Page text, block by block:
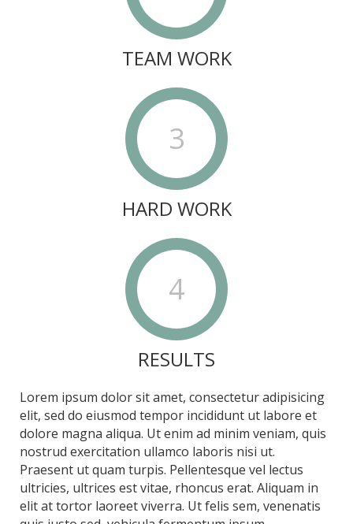
TEAM WORK
3
HARD WORK
4
RESULTS
Lorem ipsum dolor sit amet, consectetur adipisicing
elit, sed do eiusmod tempor incididunt ut labore et
dolore magna aliqua. Ut enim ad minim veniam, quis
nostrud exercitation ullamco laboris nisi ut.
Praesent ut quam turpis. Pellentesque vel lectus
ultricies, ultrices est vitae, rhoncus erat. Aliquam in
elit at tortor laoreet viverra. Ut felis sem, venenatis